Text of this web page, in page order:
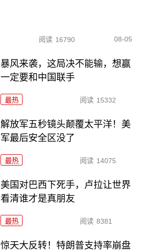
阅读 16790 08-05
暴风来袭，这局决不能输，想赢
一定要和中国联手
最热 阅读 15332
解放军五秒镜头颠覆太平洋！美
军最后安全区没了
最热 阅读 14075
美国对巴西下死手，卢拉让世界
看清谁才是真朋友
最热 阅读 8381
惊天大反转！特朗普支持率崩盘